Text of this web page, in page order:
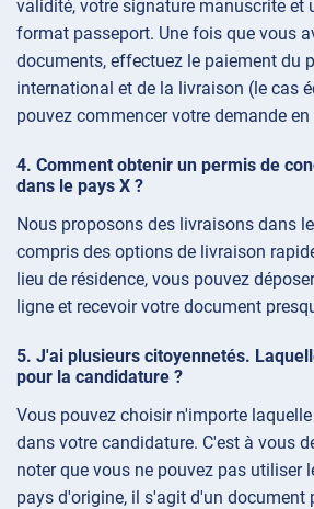
validité, votre signature manuscrite et
format passeport. Une fois que vous
documents, effectuez le paiement du
international et de la livraison (le cas
pouvez commencer votre demande
Comment obtenir un permis de
dans le pays X ?
Nous proposons des livraisons dans
compris des options de livraison
lieu de résidence, vous pouvez
ligne et recevoir votre document
J'ai plusieurs citoyennetés.
pour la candidature ?
Vous pouvez choisir n'importe
dans votre candidature. C'est à vous
noter que vous ne pouvez pas utiliser
pays d'origine, il s'agit d'un document